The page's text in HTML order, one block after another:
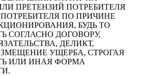
ПРЕТЕНЗИЙ ПОТРЕБИТЕЛЯ
ПО ПРИЧИНЕ
БУДЬ ТО
СОГЛАСНО ДОГОВОРУ,
ДЕЛИКТ,
УЩЕРБА, СТРОГАЯ
ИЛИ ИНАЯ ФОРМА